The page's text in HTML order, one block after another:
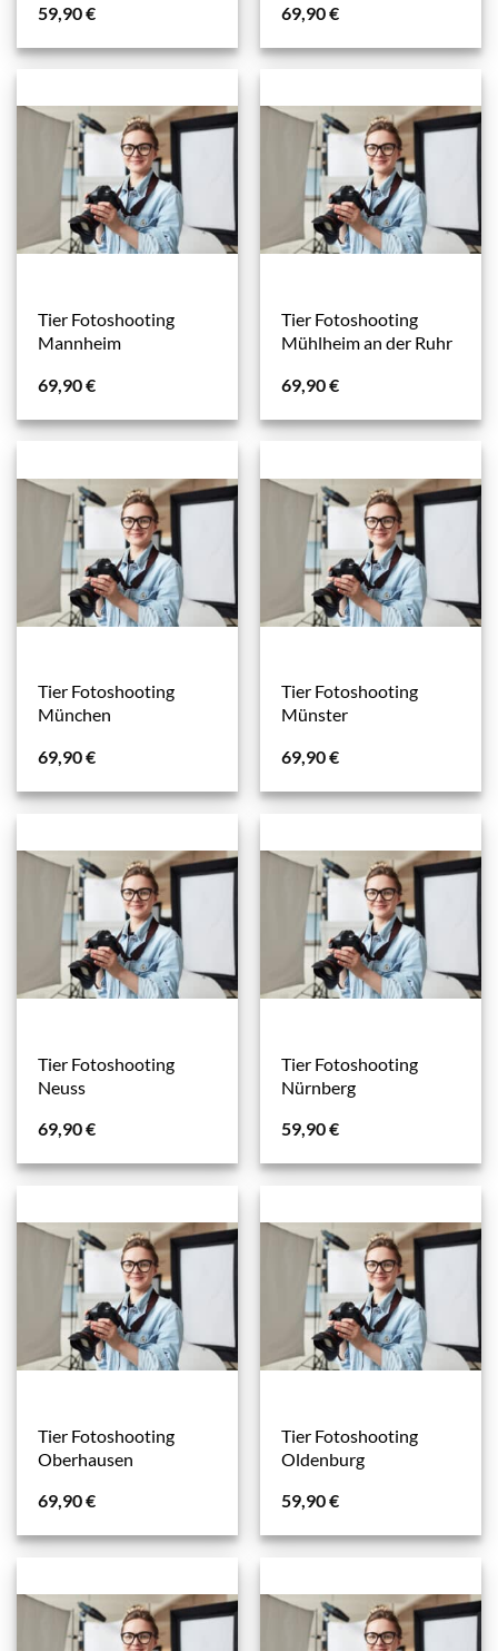
59,90€
69,90€
Tier Fotoshooting
Mannheim
69,90€
Tier Fotoshooting
Mühlheim an der Ruhr
69,90€
Tier Fotoshooting
München
69,90€
Tier Fotoshooting
Münster
69,90€
Tier Fotoshooting
Neuss
69,90€
Tier Fotoshooting
Nürnberg
59,90€
Tier Fotoshooting
Oberhausen
69,90€
Tier Fotoshooting
Oldenburg
59,90€